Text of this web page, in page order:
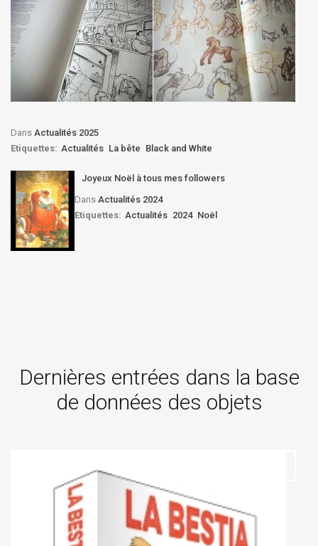
Dans Actualités 2025
Etiquettes: Actualités La bête Black and White
Joyeux Noël à tous mes followers
Dans Actualités 2024
Etiquettes: Actualités 2024 Noël
Dernières entrées dans la base
de données des objets